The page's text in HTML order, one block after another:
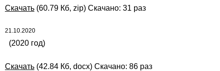
Скачать (60.79 Кб, zip) Скачано: 31 раз
21.10.2020
(2020 год)
Скачать (42.84 Кб, docx) Скачано: 86 раз